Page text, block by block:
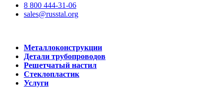
8 800 444-31-06
sales@russtal.org
Металлоконструкции
Детали трубопроводов
Решетчатый настил
Стеклопластик
Услуги